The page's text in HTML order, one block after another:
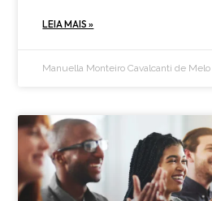
LEIA MAIS »
Manuella Monteiro Cavalcanti de Melo